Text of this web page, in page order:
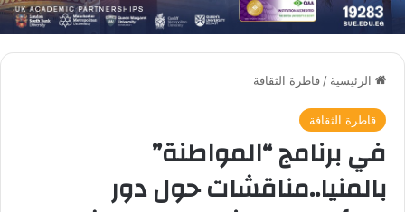
الرئيسية / قاطرة الثقافة
قاطرة الثقافة
في برنامج “المواطنة”
بالمنيا..مناقشات حول دور